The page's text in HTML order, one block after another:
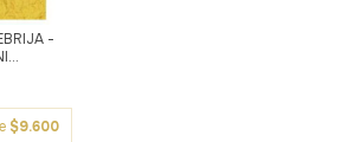
-
$9.600